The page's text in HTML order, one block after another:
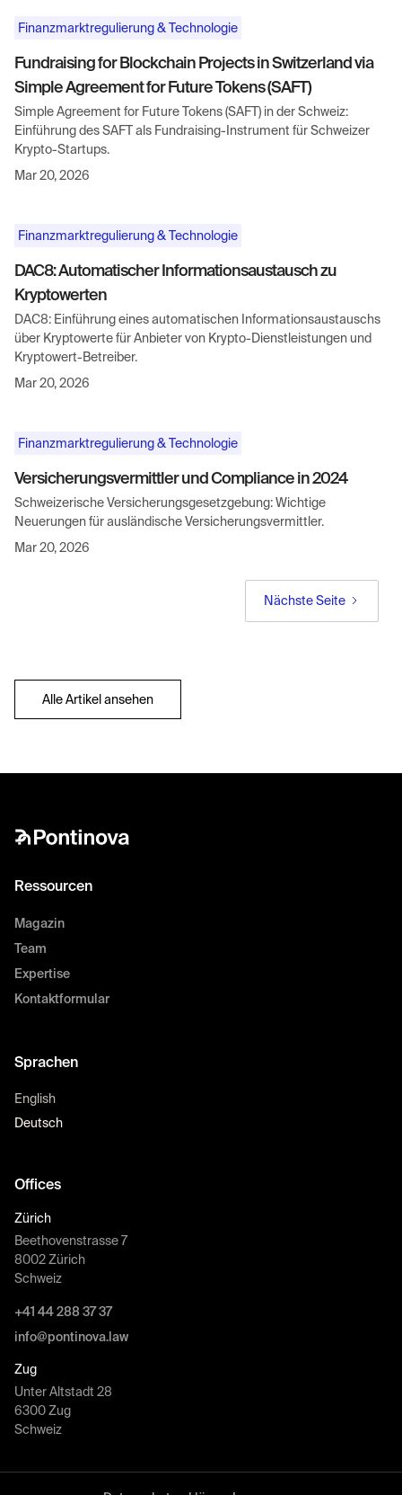
Finanzmarktregulierung & Technologie
Fundraising for Blockchain Projects in Switzerland via
Simple Agreement for Future Tokens (SAFT)
Simple Agreement for Future Tokens (SAFT) in der Schweiz:
Einführung des SAFT als Fundraising-Instrument für Schweizer
Krypto-Startups.
Mar 20, 2026
Finanzmarktregulierung & Technologie
DAC8: Automatischer Informationsaustausch zu
Kryptowerten
DAC8: Einführung eines automatischen Informationsaustauschs
über Kryptowerte für Anbieter von Krypto-Dienstleistungen und
Kryptowert-Betreiber.
Mar 20, 2026
Finanzmarktregulierung & Technologie
Versicherungsvermittler und Compliance in 2024
Schweizerische Versicherungsgesetzgebung: Wichtige
Neuerungen für ausländische Versicherungsvermittler.
Mar 20, 2026
Nächste Seite
Alle Artikel ansehen
Ressourcen
Magazin
Team
Expertise
Kontaktformular
Sprachen
English
Deutsch
Offices
Zürich
Beethovenstrasse 7
8002 Zürich
Schweiz
+41 44 288 37 37
info@pontinova.law
Zug
Unter Altstadt 28
6300 Zug
Schweiz